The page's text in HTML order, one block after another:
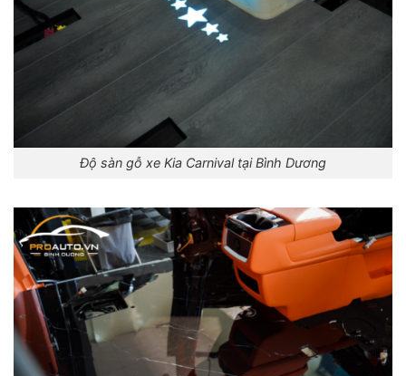
Độ sàn gỗ xe Kia Carnival tại Bình Dương